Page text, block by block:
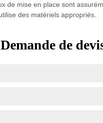
de mise en place sont
des matériels appropriés.
Demande de